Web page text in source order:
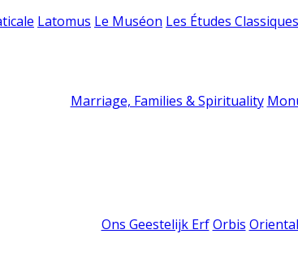
Latomus Le Muséon Les Études Classiques
Marriage, Families & Spirituality
Ons Geestelijk Erf Orbis